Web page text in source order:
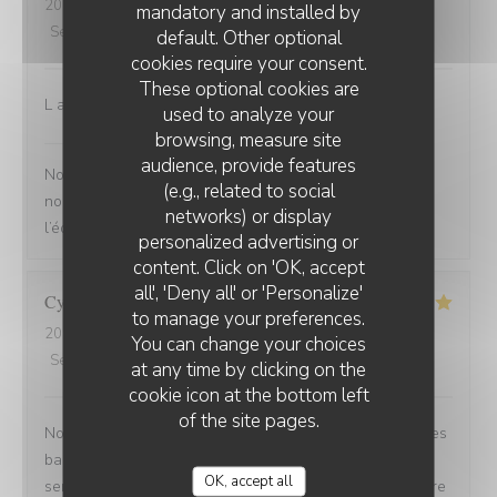
mandatory and installed by
default. Other optional
cookies require your consent.
These optional cookies are
used to analyze your
browsing, measure site
audience, provide features
(e.g., related to social
networks) or display
personalized advertising or
content. Click on 'OK, accept
all', 'Deny all' or 'Personalize'
to manage your preferences.
You can change your choices
at any time by clicking on the
cookie icon at the bottom left
of the site pages.
OK, accept all
2026-07-26
- 13:00 - Guests 2
Service
Ambiance :5 /5 Food :5/5 Value
L accueil Ambiance du resto Qualité de la viande
Brasserie du Théâtre has replied to this review
Nous sommes ravis que votre expérience vous ait plu,
nous transmettons vos compliments à l’ensemble de
l’équipe ! L’équipe de la brasserie du théâtre
Cyrille
2026-07-25
- 20:30 - Guests 2
Service
Ambiance /5 Food : 5 Value :
Nous avons été très bien reçu avec une table proche des
baies vitrées comme demandé lors de la réservation un
service rapide les plats sont bons . Restaurant est propre